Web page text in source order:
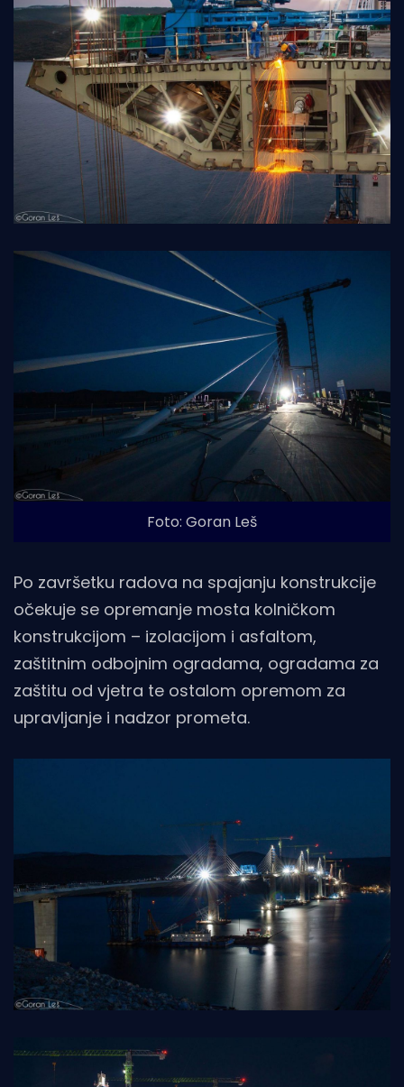
Foto: Goran Leš
Po završetku radova na spajanju konstrukcije
očekuje se opremanje mosta kolničkom
konstrukcijom – izolacijom i asfaltom,
zaštitnim odbojnim ogradama, ogradama za
zaštitu od vjetra te ostalom opremom za
upravljanje i nadzor prometa.